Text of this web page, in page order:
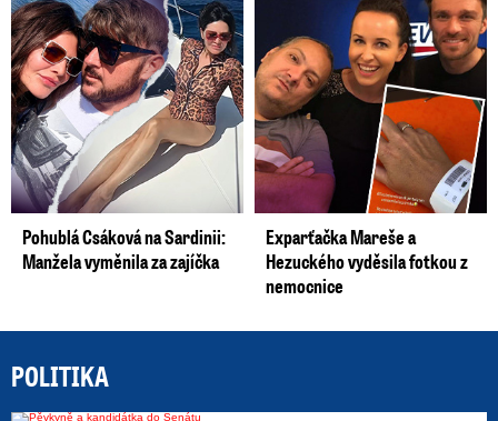
Pohublá Csáková na Sardinii:
Manžela vyměnila za zajíčka
Exparťačka Mareše a
Hezuckého vyděsila fotkou z
nemocnice
POLITIKA